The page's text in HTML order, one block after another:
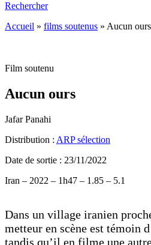
Rechercher
Accueil » films soutenus » Aucun ours
Film soutenu
Aucun ours
Jafar Panahi
Distribution : ARP sélection
Date de sortie : 23/11/2022
Iran – 2022 – 1h47 – 1.85 – 5.1
Dans un village iranien
metteur en scène est témoin
tandis qu’il en filme une